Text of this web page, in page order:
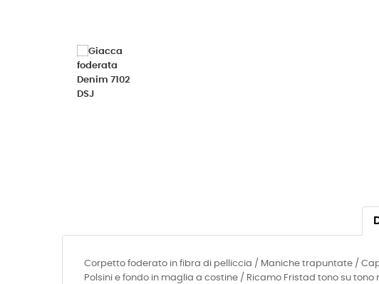
Corpetto foderato in fibra di pelliccia / Maniche trapuntate /
Polsini e fondo in maglia a costine / Ricamo Fristad tono su